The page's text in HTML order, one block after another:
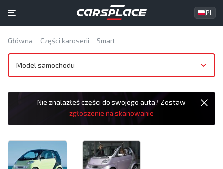
PL
Główna Części karoserii Smart
Model samochodu
Nie znalazłeś części do swojego auta? Zostaw
zgłoszenie na skanowanie